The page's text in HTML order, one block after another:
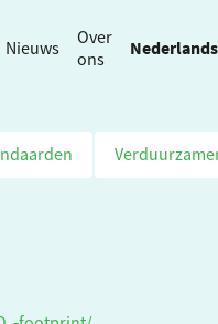
Nieuws
Over
ons
Nederlands